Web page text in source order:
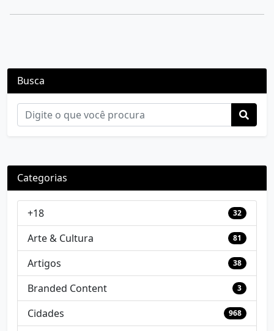
Busca
Categorias
+18 32
Arte & Cultura 81
Artigos 38
Branded Content 3
Cidades 968